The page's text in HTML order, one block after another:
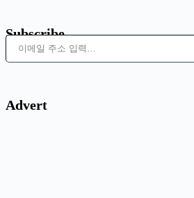
Subscribe
이메일 주소 입력…
Advert